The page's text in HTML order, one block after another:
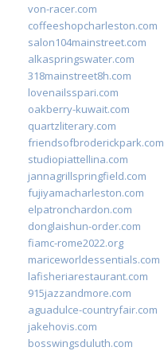
von-racer.com
coffeeshopcharleston.com
salon104mainstreet.com
alkaspringswater.com
318mainstreet8h.com
lovenailsspari.com
oakberry-kuwait.com
quartzliterary.com
friendsofbroderickpark.com
studiopiattellina.com
jannagrillspringfield.com
fujiyamacharleston.com
elpatronchardon.com
donglaishun-order.com
fiamc-rome2022.org
mariceworldessentials.com
lafisheriarestaurant.com
915jazzandmore.com
aguadulce-countryfair.com
jakehovis.com
bosswingsduluth.com